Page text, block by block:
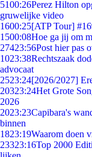
5100:26Perez Hilton
gruwelijke video
1600:25[ATP Tour]
1500:08Hoe ga jij om
27423:56Post hier pas
1023:38Rechtszaak
advocaat
2523:24[2026/2027]
20323:24Het Grote
2026
2023:23Capibara's
binnen
1823:19Waarom doen
23323:16Top 2000